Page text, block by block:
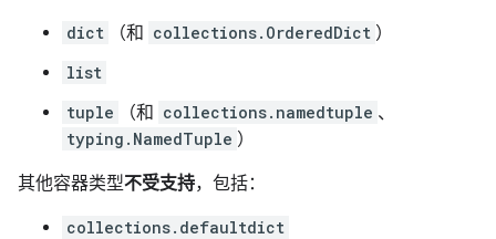
dict （和 collections.OrderedDict ）
list
tuple
（和 collections.namedtuple 、
typing.NamedTuple ）
其他容器类型不受支持，包括：
collections.defaultdict